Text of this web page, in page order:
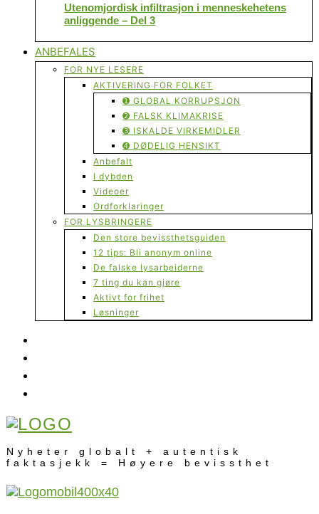
Utenomjordisk infiltrasjon i menneskehetens
anliggende – Del 3
ANBEFALES
FOR NYE LESERE
AKTIVERING FOR FOLKET
➊ GLOBAL KORRUPSJON
➋ FALSK KLIMAKRISE
➌ ISKALDE VIRKEMIDLER
➍ DØDELIG HENSIKT
Anbefalt
I dybden
Videoer
Ordforklaringer
FOR LYSBRINGERE
Den store bevissthetsguiden
12 tips: Bli anonym online
De falske lysarbeiderne
7 ting du kan gjøre
Aktivt for frihet
Løsninger
Nyheter globalt + autentisk
faktasjekk = Høyere bevissthet